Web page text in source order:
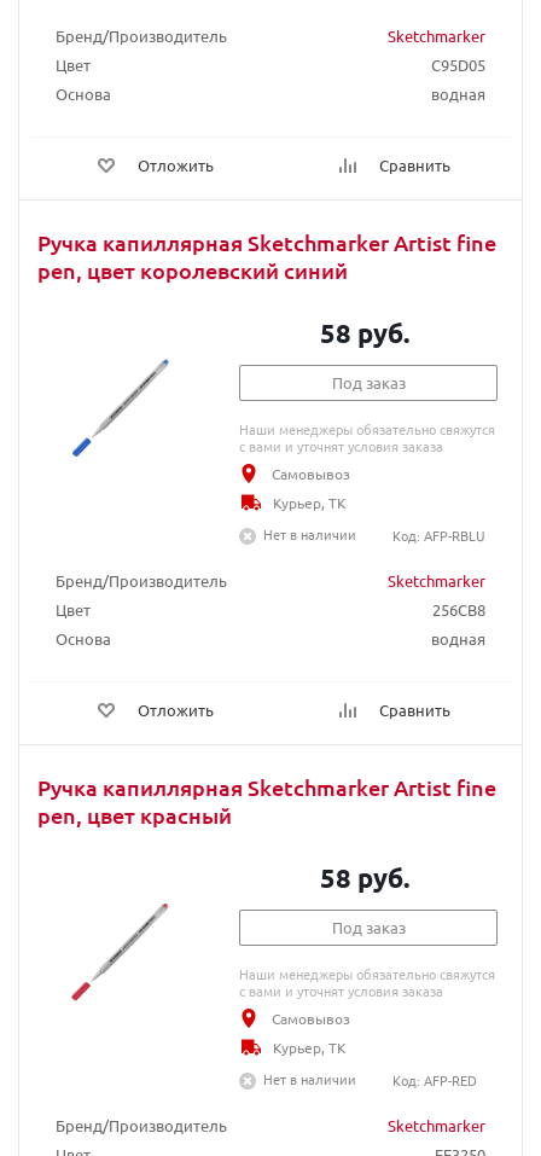
Бренд/Производитель
Sketchmarker
Цвет
C95D05
Основа
водная
Отложить Сравнить
Ручка капиллярная Sketchmarker Artist fine
pen, цвет королевский синий
Бренд/Производитель
Sketchmarker
Цвет
256CB8
Основа
водная
Отложить Сравнить
58 руб.
Под заказ
Наши менеджеры обязательно свяжутся
с вами и уточнят условия заказа
Самовывоз
Курьер, ТК
Нет в наличии
Код: AFP-RBLU
Ручка капиллярная Sketchmarker Artist fine
pen, цвет красный
Бренд/Производитель
Sketchmarker
58 руб.
Под заказ
Наши менеджеры обязательно свяжутся
с вами и уточнят условия заказа
Самовывоз
Курьер, ТК
Нет в наличии
Код: AFP-RED